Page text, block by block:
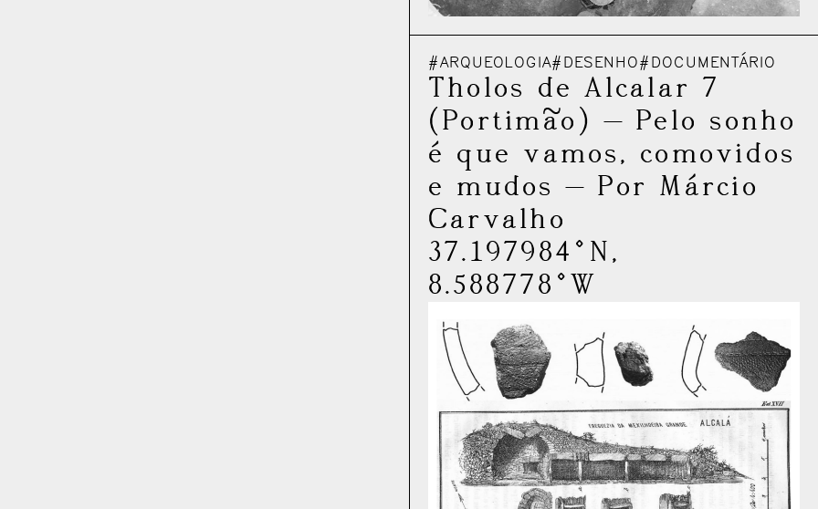
#ARQUEOLOGIA#DESENHO#DOCUMENTÁRIO
Tholos de Alcalar 7
(Portimão) —Pelo sonho
é que vamos, comovidos
e mudos —Por Márcio
Carvalho
37.197984°N,
8.588778°W